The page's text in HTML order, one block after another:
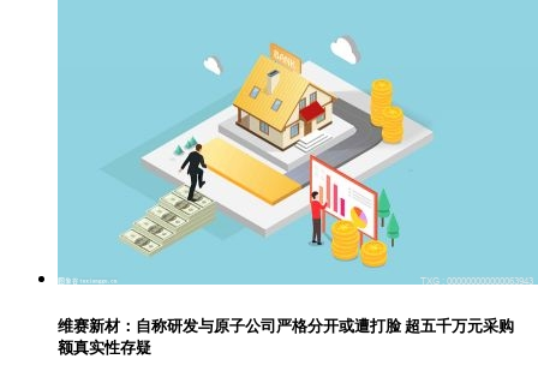
维赛新材：自称研发与原子公司严格分开或遭打脸 超五千万元采购
额真实性存疑